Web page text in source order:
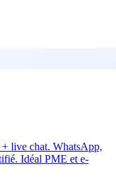
live chat. WhatsApp,
Idéal PME et e-